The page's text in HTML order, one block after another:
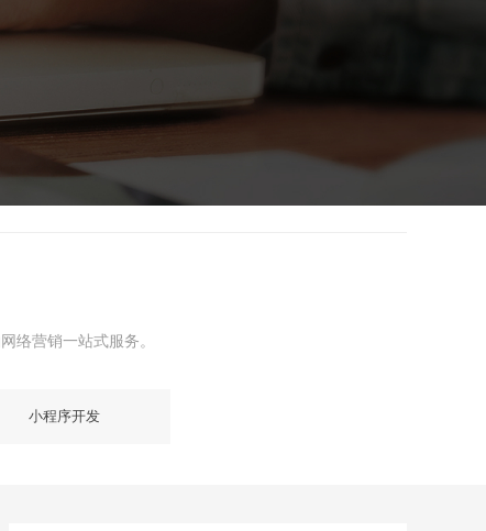
络营销一站式服务。
小程序开发